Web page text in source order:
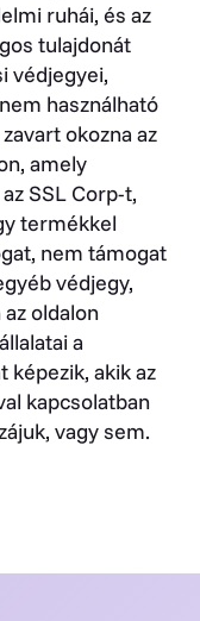
ruhái, és az
tulajdonát
védjegyei,
használható
okozna az
amely
SSL Corp-t,
termékkel
nem támogat
védjegy,
oldalon
a
képezik, akik az
kapcsolatban
vagy sem.